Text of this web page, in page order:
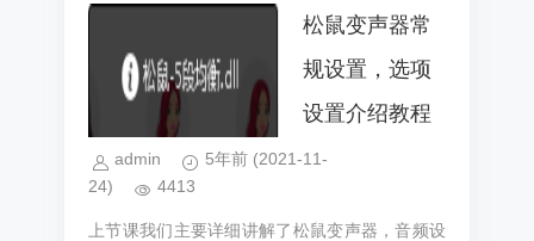
松鼠变声器常
规设置，选项
设置介绍教程
admin 5年前 (2021-11-
24)
4413
上节课我们主要详细讲解了松鼠变声器，音频设